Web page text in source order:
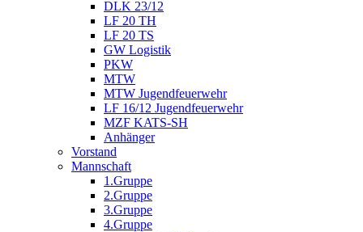
DLK 23/12
LF 20 TH
LF 20 TS
GW Logistik
PKW
MTW
MTW Jugendfeuerwehr
LF 16/12 Jugendfeuerwehr
MZF KATS-SH
Anhänger
Vorstand
Mannschaft
1.Gruppe
2.Gruppe
3.Gruppe
4.Gruppe